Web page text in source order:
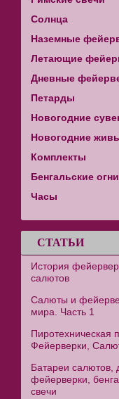
Солнца
Наземные
Летающие
Дневные
Петарды
Новогодние
Новогодние
Комплекты
Бенгальские огни
Часы
СТАТЬИ
История
салютов
Салюты и
мира. Часть 1
Пиротехническая
Фейерверки,
Батареи салютов,
фейерверки,
свечи